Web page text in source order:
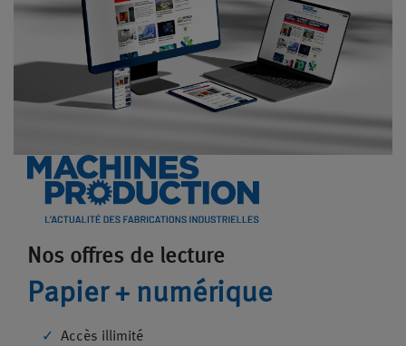
Nos offres de lecture
Papier + numérique
Accès illimité